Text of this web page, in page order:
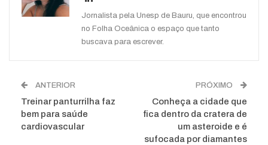
Jornalista pela Unesp de Bauru, que encontrou
no Folha Oceânica o espaço que tanto
buscava para escrever.
ANTERIOR
Treinar panturrilha faz
bem para saúde
cardiovascular
PRÓXIMO
Conheça a cidade que
fica dentro da cratera de
um asteroide e é
sufocada por diamantes